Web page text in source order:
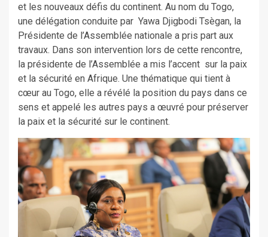
et les nouveaux défis du continent. Au nom du Togo,
une délégation conduite par Yawa Djigbodi Tsègan, la
Présidente de l’Assemblée nationale a pris part aux
travaux. Dans son intervention lors de cette rencontre,
la présidente de l’Assemblée a mis l’accent sur la paix
et la sécurité en Afrique. Une thématique qui tient à
cœur au Togo, elle a révélé la position du pays dans ce
sens et appelé les autres pays a œuvré pour préserver
la paix et la sécurité sur le continent.